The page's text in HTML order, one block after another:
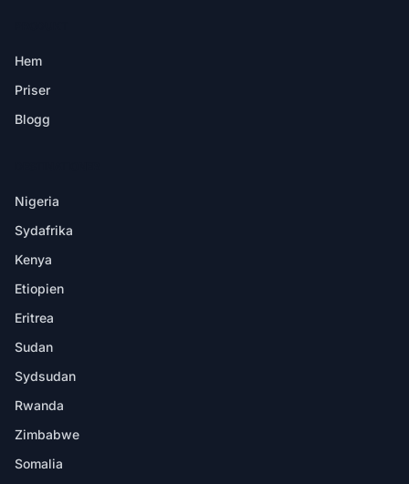
Hem
Priser
Blogg
Nigeria
Sydafrika
Kenya
Etiopien
Eritrea
Sudan
Sydsudan
Rwanda
Zimbabwe
Somalia